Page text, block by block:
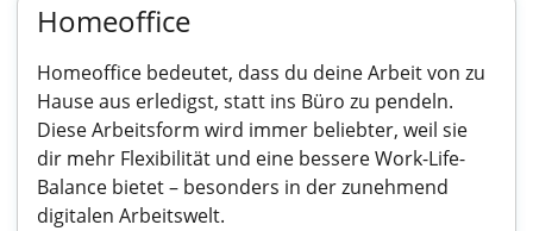
Homeoffice
Homeoffice bedeutet, dass du deine Arbeit von zu
Hause aus erledigst, statt ins Büro zu pendeln.
Diese Arbeitsform wird immer beliebter, weil sie
dir mehr Flexibilität und eine bessere Work-Life-
Balance bietet – besonders in der zunehmend
digitalen Arbeitswelt.